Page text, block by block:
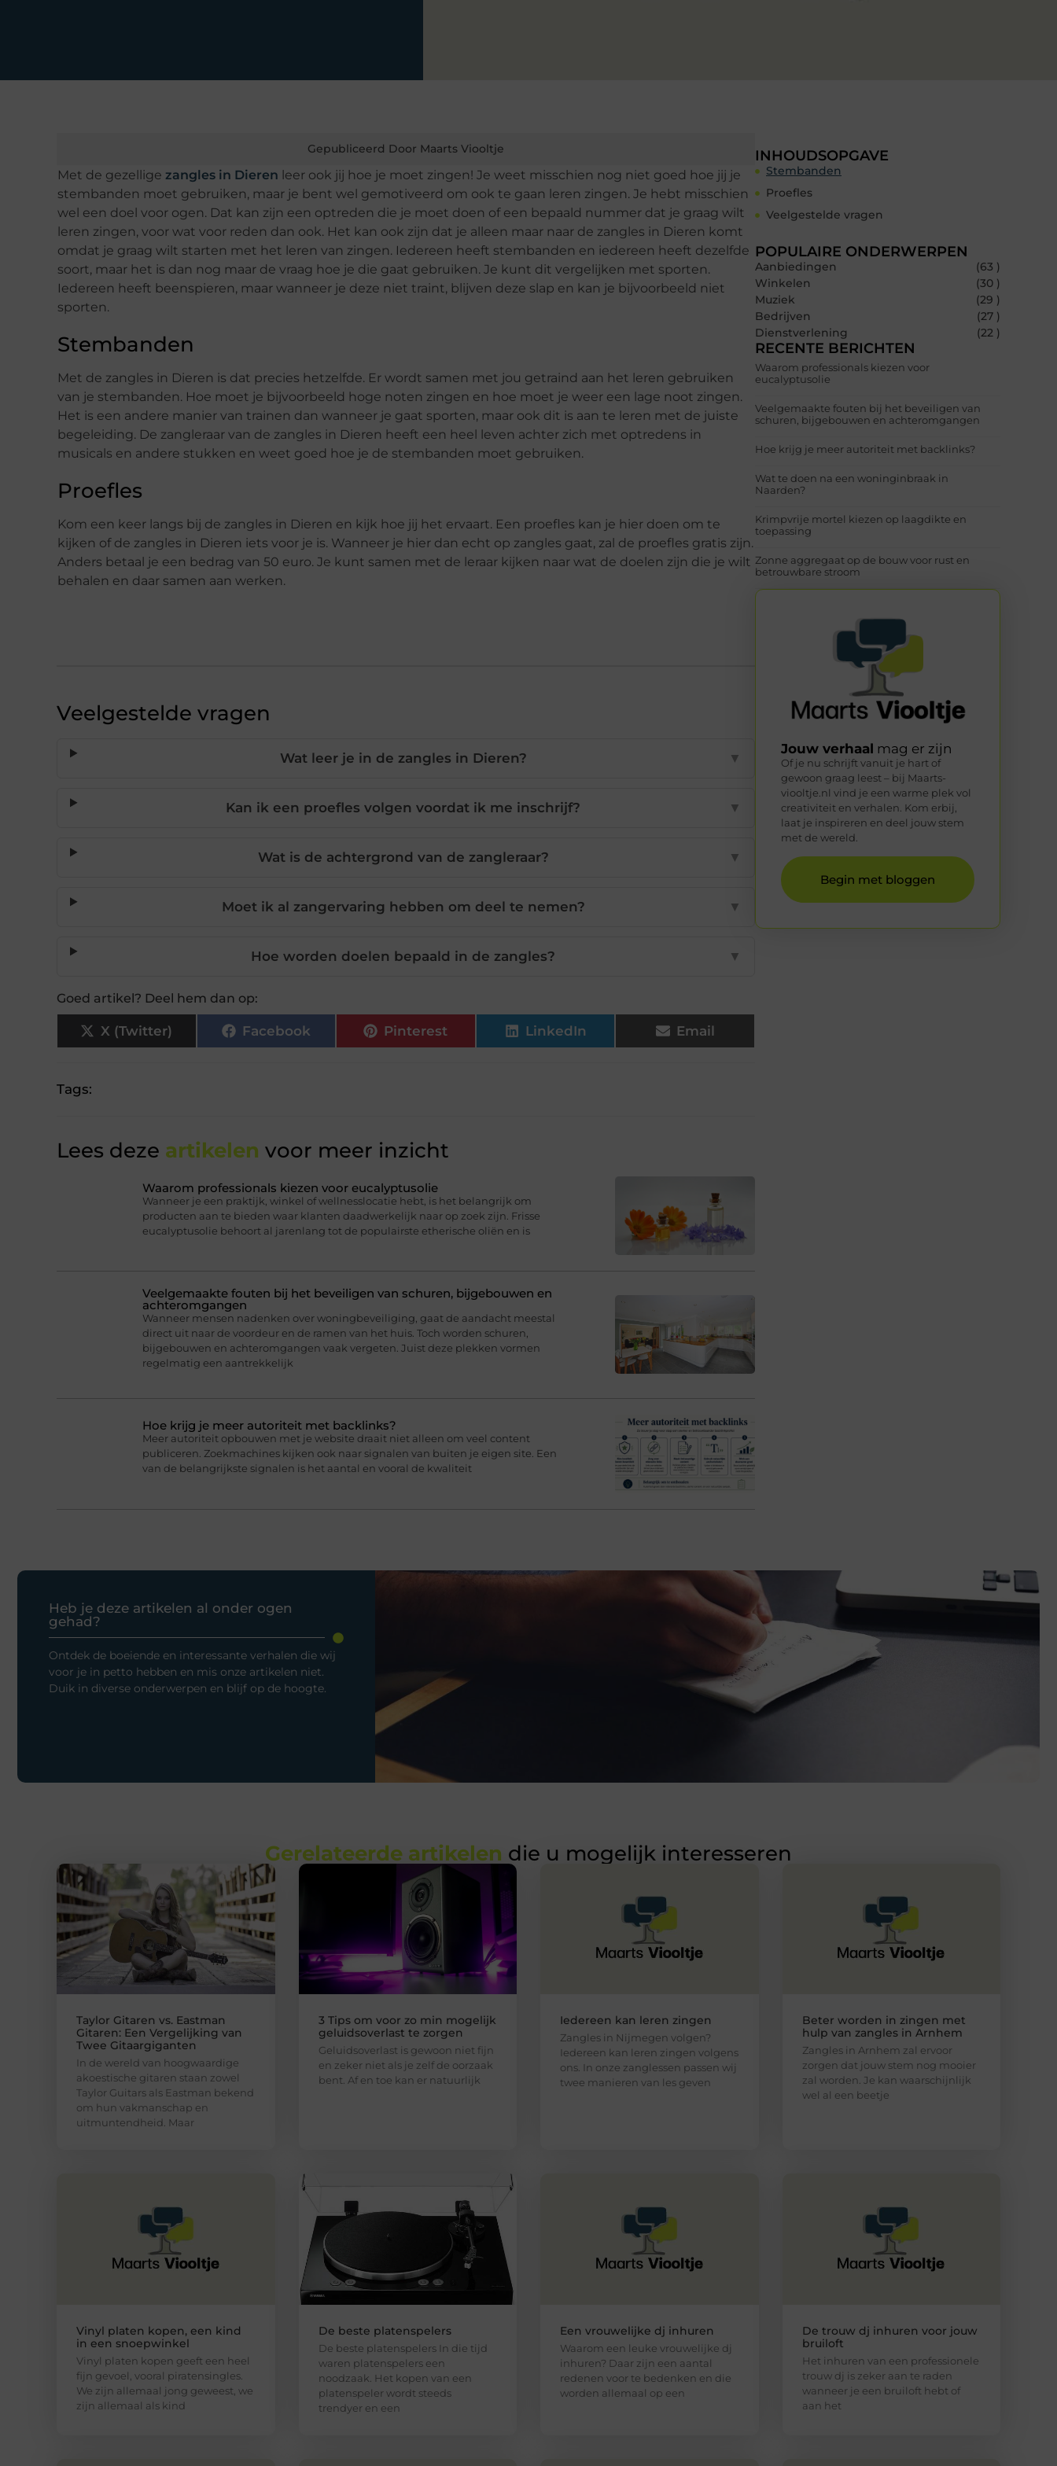
Gepubliceerd Door Maarts Viooltje
Met de gezellige zangles in Dieren leer ook jij hoe je moet zingen! Je weet misschien nog niet goed hoe jij je
stembanden moet gebruiken, maar je bent wel gemotiveerd om ook te gaan leren zingen. Je hebt misschien
wel een doel voor ogen. Dat kan zijn een optreden die je moet doen of een bepaald nummer dat je graag wilt
leren zingen, voor wat voor reden dan ook. Het kan ook zijn dat je alleen maar naar de zangles in Dieren komt
omdat je graag wilt starten met het leren van zingen. Iedereen heeft stembanden en iedereen heeft dezelfde
soort, maar het is dan nog maar de vraag hoe je die gaat gebruiken. Je kunt dit vergelijken met sporten.
Iedereen heeft beenspieren, maar wanneer je deze niet traint, blijven deze slap en kan je bijvoorbeeld niet
sporten.
Stembanden
Met de zangles in Dieren is dat precies hetzelfde. Er wordt samen met jou getraind aan het leren gebruiken
van je stembanden. Hoe moet je bijvoorbeeld hoge noten zingen en hoe moet je weer een lage noot zingen.
Het is een andere manier van trainen dan wanneer je gaat sporten, maar ook dit is aan te leren met de juiste
begeleiding. De zangleraar van de zangles in Dieren heeft een heel leven achter zich met optredens in
musicals en andere stukken en weet goed hoe je de stembanden moet gebruiken.
Proefles
Kom een keer langs bij de zangles in Dieren en kijk hoe jij het ervaart. Een proefles kan je hier doen om te
kijken of de zangles in Dieren iets voor je is. Wanneer je hier dan echt op zangles gaat, zal de proefles gratis zijn.
Anders betaal je een bedrag van 50 euro. Je kunt samen met de leraar kijken naar wat de doelen zijn die je wilt
behalen en daar samen aan werken.
Veelgestelde vragen
Wat leer je in de zangles in Dieren? ▼
Kan ik een proefles volgen voordat ik me inschrijf? ▼
Wat is de achtergrond van de zangleraar? ▼
Moet ik al zangervaring hebben om deel te nemen? ▼
Hoe worden doelen bepaald in de zangles? ▼
Goed artikel? Deel hem dan op:
X (Twitter) Facebook Pinterest LinkedIn Email
Tags:
Lees deze artikelen voor meer inzicht
Waarom professionals kiezen voor eucalyptusolie
Wanneer je een praktijk, winkel of wellnesslocatie hebt, is het belangrijk om
producten aan te bieden waar klanten daadwerkelijk naar op zoek zijn. Frisse
eucalyptusolie behoort al jarenlang tot de populairste etherische oliën en is
Veelgemaakte fouten bij het beveiligen van schuren, bijgebouwen en
achteromgangen
Wanneer mensen nadenken over woningbeveiliging, gaat de aandacht meestal
direct uit naar de voordeur en de ramen van het huis. Toch worden schuren,
bijgebouwen en achteromgangen vaak vergeten. Juist deze plekken vormen
regelmatig een aantrekkelijk
Hoe krijg je meer autoriteit met backlinks?
Meer autoriteit opbouwen met je website draait niet alleen om veel content
publiceren. Zoekmachines kijken ook naar signalen van buiten je eigen site. Een
van de belangrijkste signalen is het aantal en vooral de kwaliteit
INHOUDSOPGAVE
Stembanden
Proefles
Veelgestelde vragen
POPULAIRE ONDERWERPEN
Aanbiedingen
(63 )
Winkelen
(30 )
Muziek
(29 )
Bedrijven
(27 )
Dienstverlening
(22 )
RECENTE BERICHTEN
Waarom professionals kiezen voor
eucalyptusolie
Veelgemaakte fouten bij het beveiligen van
schuren, bijgebouwen en achteromgangen
Hoe krijg je meer autoriteit met backlinks?
Wat te doen na een woninginbraak in
Naarden?
Krimpvrije mortel kiezen op laagdikte en
toepassing
Zonne aggregaat op de bouw voor rust en
betrouwbare stroom
Jouw verhaal mag er zijn
Of je nu schrijft vanuit je hart of
gewoon graag leest – bij Maarts-
viooltje.nl vind je een warme plek vol
creativiteit en verhalen. Kom erbij,
laat je inspireren en deel jouw stem
met de wereld.
Begin met bloggen
Heb je deze artikelen al onder ogen
gehad?
Ontdek de boeiende en interessante verhalen die wij
voor je in petto hebben en mis onze artikelen niet.
Duik in diverse onderwerpen en blijf op de hoogte.
Gerelateerde artikelen die u mogelijk interesseren
Taylor Gitaren vs. Eastman
Gitaren: Een Vergelijking van
Twee Gitaargiganten
In de wereld van hoogwaardige
akoestische gitaren staan zowel
Taylor Guitars als Eastman bekend
om hun vakmanschap en
uitmuntendheid. Maar
3 Tips om voor zo min mogelijk
geluidsoverlast te zorgen
Geluidsoverlast is gewoon niet fijn
en zeker niet als je zelf de oorzaak
bent. Af en toe kan er natuurlijk
Iedereen kan leren zingen
Zangles in Nijmegen volgen?
Iedereen kan leren zingen volgens
ons. In onze zanglessen passen wij
twee manieren van les geven
Beter worden in zingen met
hulp van zangles in Arnhem
Zangles in Arnhem zal ervoor
zorgen dat jouw stem nog mooier
zal worden. Je kan waarschijnlijk
wel al een beetje
Vinyl platen kopen, een kind
in een snoepwinkel
Vinyl platen kopen geeft een heel
fijn gevoel, vooral piratensingles.
We zijn allemaal jong geweest, we
zijn allemaal als kind
De beste platenspelers
De beste platenspelers In die tijd
waren platenspelers een
noodzaak. Het kopen van een
platenspeler wordt steeds
trendyer en een
Een vrouwelijke dj inhuren
Waarom een leuke vrouwelijke dj
inhuren? Daar zijn een aantal
redenen voor te bedenken en die
worden allemaal op een
De trouw dj inhuren voor jouw
bruiloft
Het inhuren van een professionele
trouw dj is zeker aan te raden
wanneer je een bruiloft hebt of
aan het